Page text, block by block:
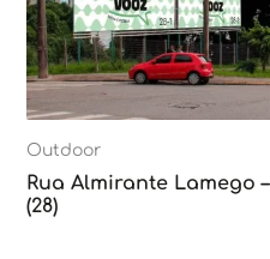
Outdoor
Rua Almirante Lamego
(28)